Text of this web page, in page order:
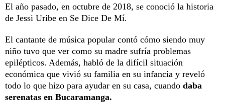
El año pasado, en octubre de 2018, se conoció la historia
de Jessi Uribe en Se Dice De Mí.
El cantante de música popular contó cómo siendo muy
niño tuvo que ver como su madre sufría problemas
epilépticos. Además, habló de la difícil situación
económica que vivió su familia en su infancia y reveló
todo lo que hizo para ayudar en su casa, cuando daba
serenatas en Bucaramanga.